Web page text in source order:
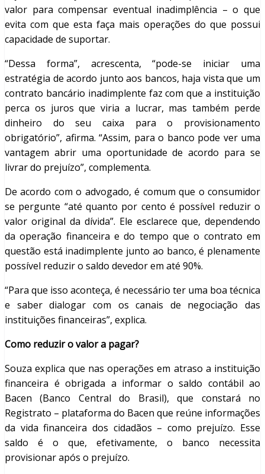
valor para compensar eventual inadimplência – o que
evita com que esta faça mais operações do que possui
capacidade de suportar.
“Dessa forma”, acrescenta, “pode-se iniciar uma
estratégia de acordo junto aos bancos, haja vista que um
contrato bancário inadimplente faz com que a instituição
perca os juros que viria a lucrar, mas também perde
dinheiro do seu caixa para o provisionamento
obrigatório”, afirma. “Assim, para o banco pode ver uma
vantagem abrir uma oportunidade de acordo para se
livrar do prejuízo”, complementa.
De acordo com o advogado, é comum que o consumidor
se pergunte “até quanto por cento é possível reduzir o
valor original da dívida”. Ele esclarece que, dependendo
da operação financeira e do tempo que o contrato em
questão está inadimplente junto ao banco, é plenamente
possível reduzir o saldo devedor em até 90%.
“Para que isso aconteça, é necessário ter uma boa técnica
e saber dialogar com os canais de negociação das
instituições financeiras”, explica.
Como reduzir o valor a pagar?
Souza explica que nas operações em atraso a instituição
financeira é obrigada a informar o saldo contábil ao
Bacen (Banco Central do Brasil), que constará no
Registrato – plataforma do Bacen que reúne informações
da vida financeira dos cidadãos – como prejuízo. Esse
saldo é o que, efetivamente, o banco necessita
provisionar após o prejuízo.